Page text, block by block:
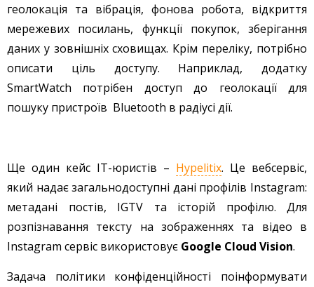
геолокація та вібрація, фонова робота, відкриття
мережевих посилань, функції покупок, зберігання
даних у зовнішніх сховищах. Крім переліку, потрібно
описати ціль доступу. Наприклад, додатку
SmartWatch потрібен доступ до геолокації для
пошуку пристроїв Bluetooth в радіусі дії.
Ще один кейс IT-юристів – Hypelitix. Це вебсервіс,
який надає загальнодоступні дані профілів Instagram:
метадані постів, IGTV та історій профілю. Для
розпізнавання тексту на зображеннях та відео в
Instagram сервіс використовує Google Cloud Vision.
Задача політики конфіденційності поінформувати